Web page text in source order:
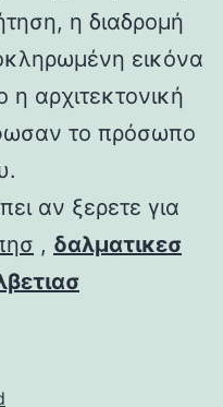
η διαδρομή
εικόνα
η αρχιτεκτονική
το πρόσωπο
αν ξερετε για
, δαλματικεσ